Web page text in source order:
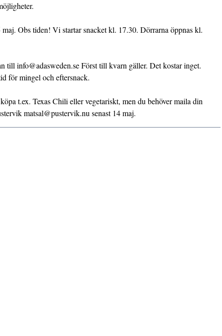
Obs tiden! Vi startar snacket kl. 17.30. Dörrarna öppnas kl.
till info@adasweden.se Först till kvarn gäller. Det kostar inget.
för mingel och eftersnack.
t.ex. Texas Chili eller vegetariskt, men du behöver maila din
matsal@pustervik.nu senast 14 maj.